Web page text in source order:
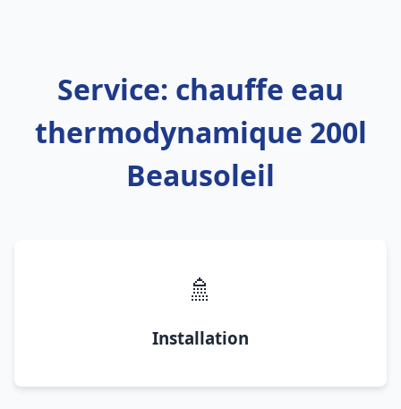
Service: chauffe eau
thermodynamique 200l
Beausoleil
🚿
Installation